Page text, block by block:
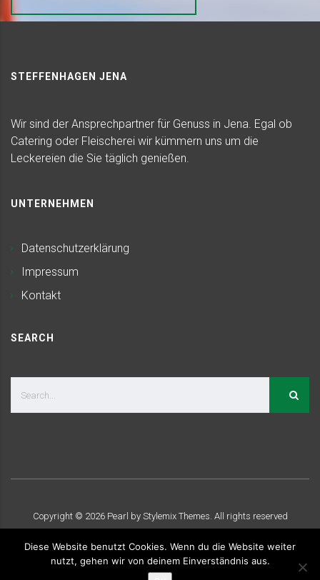
STEFFENHAGEN JENA
Wir sind der Ansprechpartner für Genuss in Jena. Egal ob
Catering oder Fleischerei wir kümmern uns um die
Leckereien die Sie täglich genießen.
UNTERNEHMEN
Datenschutzerklärung
Impressum
Kontakt
SEARCH
Copyright © 2026 Pearl by Stylemix Themes. All rights reserved
Diese Website benutzt Cookies. Wenn du die Website weiter
nutzt, gehen wir von deinem Einverständnis aus.